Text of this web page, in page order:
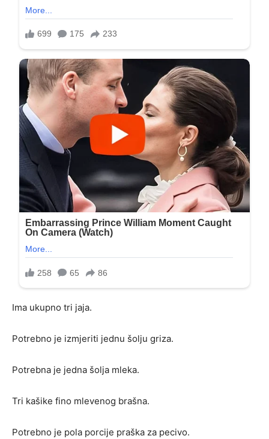
Ima ukupno tri jaja.
Potrebno je izmjeriti jednu šolju griza.
Potrebna je jedna šolja mleka.
Tri kašike fino mlevenog brašna.
Potrebno je pola porcije praška za pecivo.